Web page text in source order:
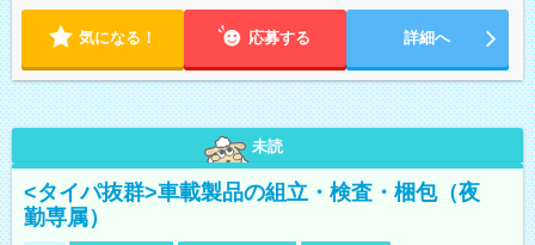
気になる！ 応募する 詳細へ
未読
<タイパ抜群>車載製品の組立・検査・梱包（夜
勤専属）